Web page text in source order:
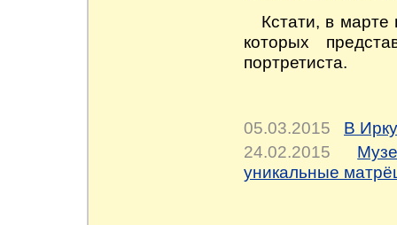
Кстати, в
которых
портретиста.
05.03.2015
В
24.02.2015
уникальные